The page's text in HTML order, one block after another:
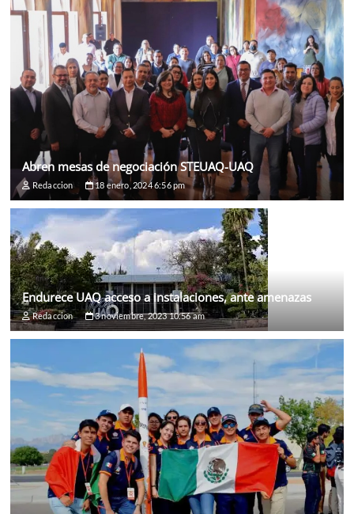
Abren mesas de negociación STEUAQ-UAQ
Redaccion 18 enero, 2024 6:56 pm
Endurece UAQ acceso a instalaciones, ante amenazas
Redaccion 3 noviembre, 2023 10:56 am